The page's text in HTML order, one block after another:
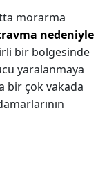
morarma
nedeniyle
bir bölgesinde
yaralanmaya
bir çok vakada